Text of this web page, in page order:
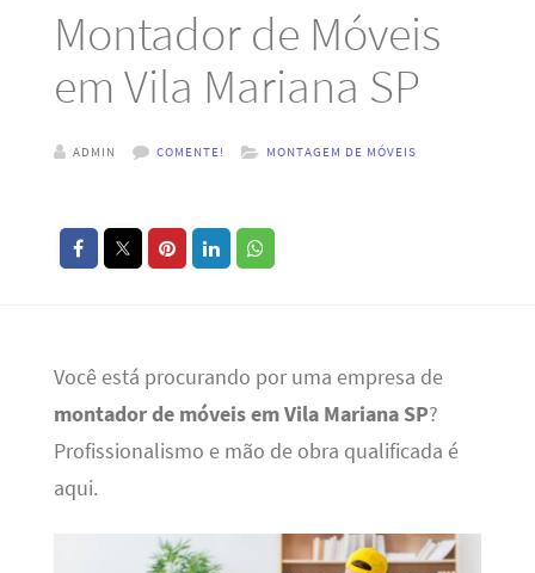
Montador de Móveis
em Vila Mariana SP
ADMIN COMENTE! MONTAGEM DE MÓVEIS
Você está procurando por uma empresa de
montador de móveis em Vila Mariana SP?
Profissionalismo e mão de obra qualificada é
aqui.